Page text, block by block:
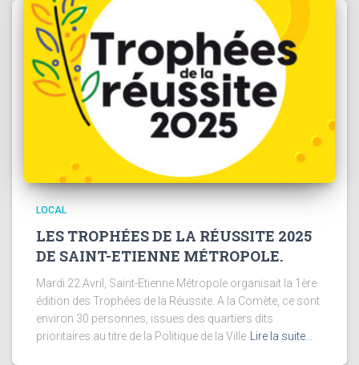
LOCAL
LES TROPHÉES DE LA RÉUSSITE 2025
DE SAINT-ETIENNE MÉTROPOLE.
Mardi 22 Avril, Saint-Etienne Métropole organisait la 1ère
édition des Trophées de la Réussite. A la Comète, ce sont
environ 30 personnes, issues des quartiers dits
prioritaires au titre de la Politique de la Ville Lire la suite…